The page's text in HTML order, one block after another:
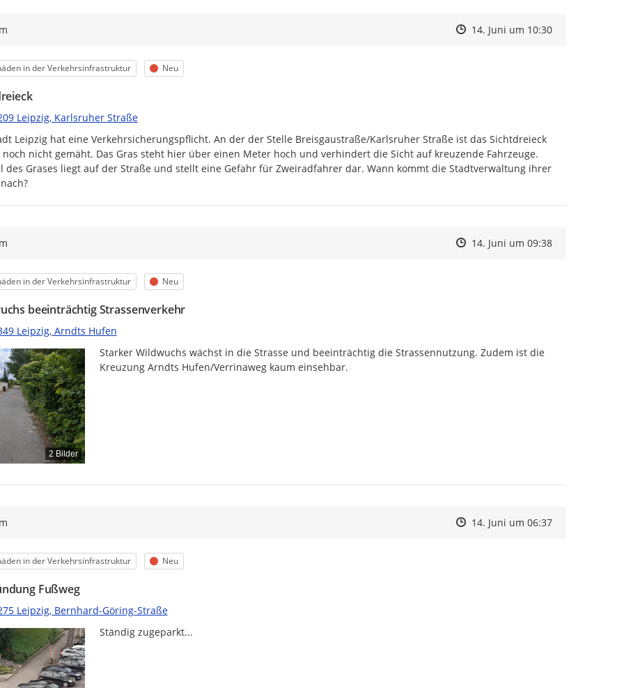
Zeitpunkt des Erstellens
Zeitpunkt des Erstellens
14. Juni um 10:30Zur Äußerung
in der Verkehrsinfrastruktur Status
Neu
Leipzig, Karlsruher Straße
Leipzig hat eine Verkehrsicherungspflicht. An der der Stelle Breisgaustraße/Karlsruher Straße ist das Sichtdreieck
nicht gemäht. Das Gras steht hier über einen Meter hoch und verhindert die Sicht auf kreuzende Fahrzeuge.
des Grases liegt auf der Straße und stellt eine Gefahr für Zweiradfahrer dar. Wann kommt die Stadtverwaltung ihrer
Zeitpunkt des Erstellens
Zeitpunkt des Erstellens
14. Juni um 09:38Zur Äußerung
in der Verkehrsinfrastruktur Status
Neu
beeinträchtig Strassenverkehr
Leipzig, Arndts Hufen
2 Bilder
Starker Wildwuchs wächst in die Strasse und beeinträchtig die Strassennutzung. Zudem ist die
Kreuzung Arndts Hufen/Verrinaweg kaum einsehbar.
Zeitpunkt des Erstellens
Zeitpunkt des Erstellens
14. Juni um 06:37Zur Äußerung
in der Verkehrsinfrastruktur Status
Neu
Fußweg
Leipzig, Bernhard-Göring-Straße
Ständig zugeparkt...